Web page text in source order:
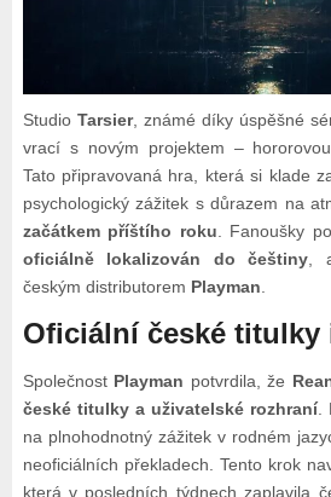
Studio Tarsier, známé díky úspěšné
vrací s novým projektem –
Tato připravovaná hra, která si klade
psychologický zážitek s důrazem na
začátkem příštího roku . Fanoušky
oficiálně lokalizován do češtiny ,
českým distributorem Playman
Oficiální české titulky
Společnost Playman potvrdila, že
české titulky a uživatelské rozhraní.
na plnohodnotný zážitek v rodném
neoficiálních překladech. Tento krok
která v posledních týdnech zaplavila